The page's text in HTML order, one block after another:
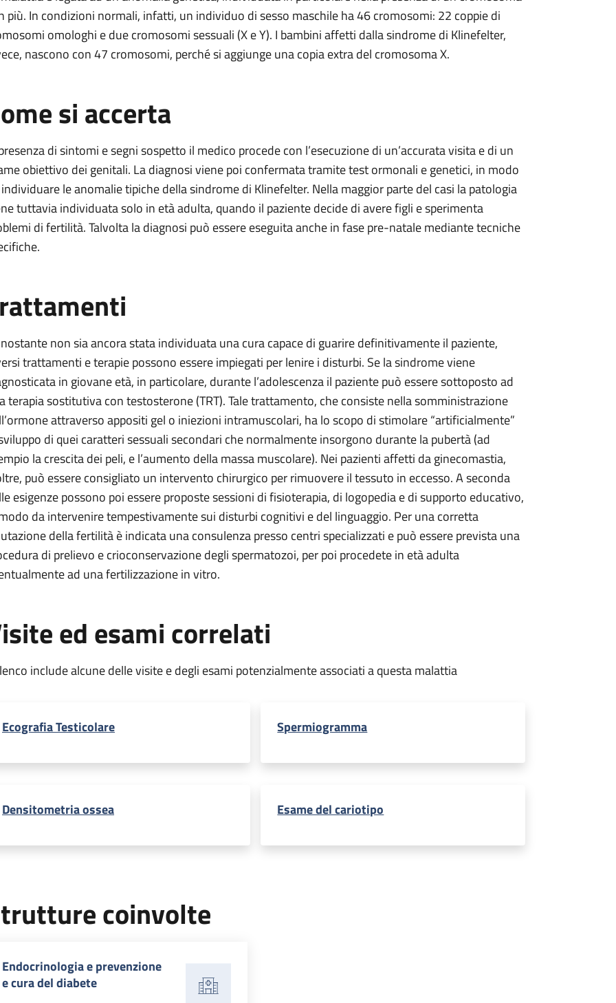
più. In condizioni normali, infatti, un individuo di sesso maschile ha 46 cromosomi: 22 coppie di
omologhi e due cromosomi sessuali (X e Y). I bambini affetti dalla sindrome di Klinefelter,
nascono con 47 cromosomi, perché si aggiunge una copia extra del cromosoma X.
si accerta
di sintomi e segni sospetto il medico procede con l’esecuzione di un’accurata visita e di un
obiettivo dei genitali. La diagnosi viene poi confermata tramite test ormonali e genetici, in modo
le anomalie tipiche della sindrome di Klinefelter. Nella maggior parte del casi la patologia
tuttavia individuata solo in età adulta, quando il paziente decide di avere figli e sperimenta
di fertilità. Talvolta la diagnosi può essere eseguita anche in fase pre-natale mediante tecniche
non sia ancora stata individuata una cura capace di guarire definitivamente il paziente,
trattamenti e terapie possono essere impiegati per lenire i disturbi. Se la sindrome viene
in giovane età, in particolare, durante l’adolescenza il paziente può essere sottoposto ad
terapia sostitutiva con testosterone (TRT). Tale trattamento, che consiste nella somministrazione
attraverso appositi gel o iniezioni intramuscolari, ha lo scopo di stimolare “artificialmente”
di quei caratteri sessuali secondari che normalmente insorgono durante la pubertà (ad
la crescita dei peli, e l’aumento della massa muscolare). Nei pazienti affetti da ginecomastia,
può essere consigliato un intervento chirurgico per rimuovere il tessuto in eccesso. A seconda
esigenze possono poi essere proposte sessioni di fisioterapia, di logopedia e di supporto educativo,
da intervenire tempestivamente sui disturbi cognitivi e del linguaggio. Per una corretta
della fertilità è indicata una consulenza presso centri specializzati e può essere prevista una
di prelievo e crioconservazione degli spermatozoi, per poi procedete in età adulta
ad una fertilizzazione in vitro.
ed esami correlati
include alcune delle visite e degli esami potenzialmente associati a questa malattia
Ecografia Testicolare Spermiogramma
Densitometria ossea Esame del cariotipo
coinvolte
Endocrinologia e prevenzione
e cura del diabete